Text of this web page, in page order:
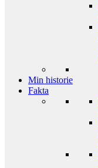
Min historie
Fakta